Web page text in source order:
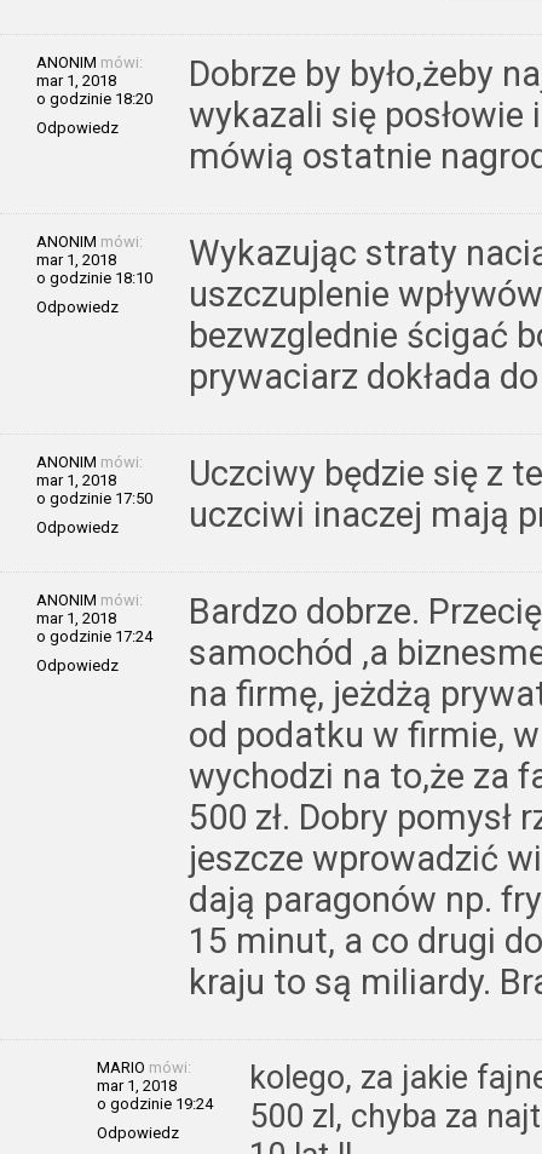
ANONIM mówi:
mar 1, 2018
o godzinie 18:20
Odpowiedz
Dobrze by było,żeby
wykazali się posłowie
mówią ostatnie
ANONIM mówi:
mar 1, 2018
o godzinie 18:10
Odpowiedz
Wykazując straty
uszczuplenie
bezwzglednie ścigać
prywaciarz dokłada
ANONIM mówi:
mar 1, 2018
o godzinie 17:50
Odpowiedz
Uczciwy będzie się z
uczciwi inaczej mają
ANONIM mówi:
mar 1, 2018
o godzinie 17:24
Odpowiedz
Bardzo dobrze.
samochód ,a
na firmę, jeżdżą
od podatku w firmie,
wychodzi na to,że za
500 zł. Dobry pomysł
jeszcze wprowadzić
dają paragonów np.
15 minut, a co drugi
kraju to są miliardy.
MARIO mówi:
mar 1, 2018
o godzinie 19:24
Odpowiedz
kolego, za jakie
500 zl, chyba za